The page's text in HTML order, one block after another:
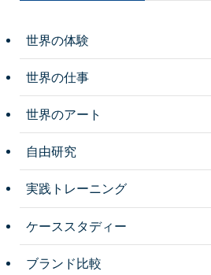
世界の体験
世界の仕事
世界のアート
自由研究
実践トレーニング
ケーススタディー
ブランド比較